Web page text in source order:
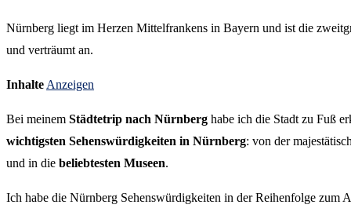
Nürnberg liegt im Herzen Mittelfrankens in Bayern und ist die
und verträumt an.
InhalteAnzeigen
Bei meinem Städtetrip nach Nürnberg habe ich die Stadt zu Fuß
wichtigsten Sehenswürdigkeiten in Nürnberg: von der
und in die beliebtesten Museen.
Ich habe die Nürnberg Sehenswürdigkeiten in der Reihenfolge zum